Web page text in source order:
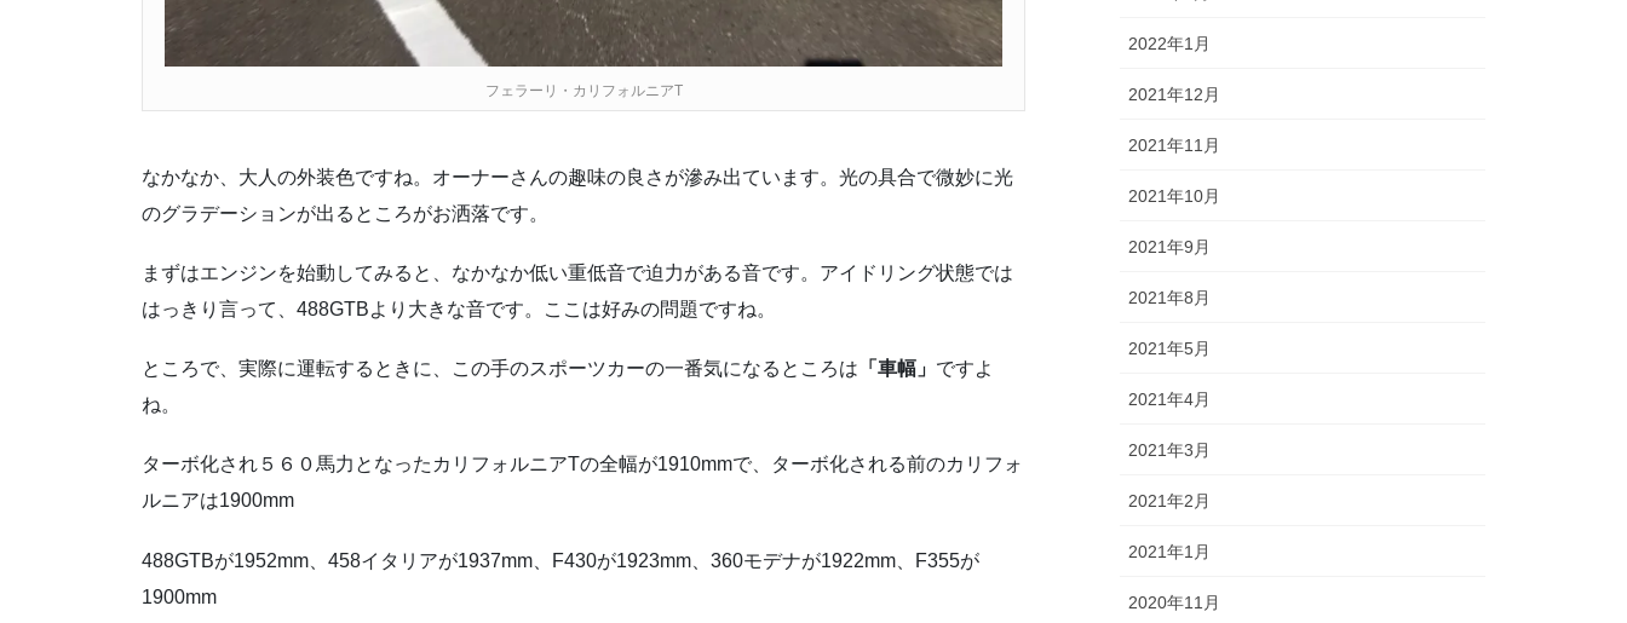
フェラーリ・カリフォルニアT
なかなか、大人の外装色ですね。オーナーさんの趣味の良さが滲み出ています。光の具合で微妙に光
のグラデーションが出るところがお洒落です。
まずはエンジンを始動してみると、なかなか低い重低音で迫力がある音です。アイドリング状態では
はっきり言って、488GTBより大きな音です。ここは好みの問題ですね。
ところで、実際に運転するときに、この手のスポーツカーの一番気になるところは 「車幅」 ですよ
ね。
ターボ化され５６０馬力となったカリフォルニアTの全幅が1910mmで、ターボ化される前のカリフォ
ルニアは1900mm
488GTBが1952mm、458イタリアが1937mm、F430が1923mm、360モデナが1922mm、F355が
1900mm
2022年1月
2021年12月
2021年11月
2021年10月
2021年9月
2021年8月
2021年5月
2021年4月
2021年3月
2021年2月
2021年1月
2020年11月